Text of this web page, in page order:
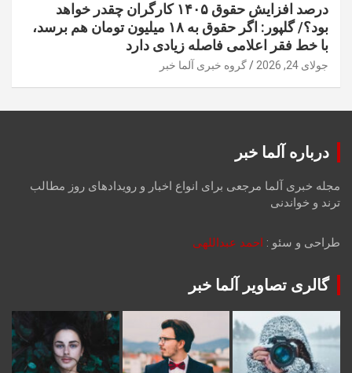
درصد افزایش حقوق ۱۴۰۵ کارگران چقدر خواهد
بود؟/ گلپور: اگر حقوق به ۱۸ میلیون تومان هم برسد،
با خط فقر اعلامی فاصله زیادی دارد
جولای 24, 2026 گروه خبری آلما خبر
درباره آلما خبر
مجله خبری آلما مرجعی برای انواع اخبار و رویدادهای روز مطالب
ترند و خواندنی
طراحی و سئو : احمد عبداللهی
گالری تصاویر آلما خبر